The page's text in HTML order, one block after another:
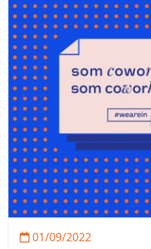
01/09/2022